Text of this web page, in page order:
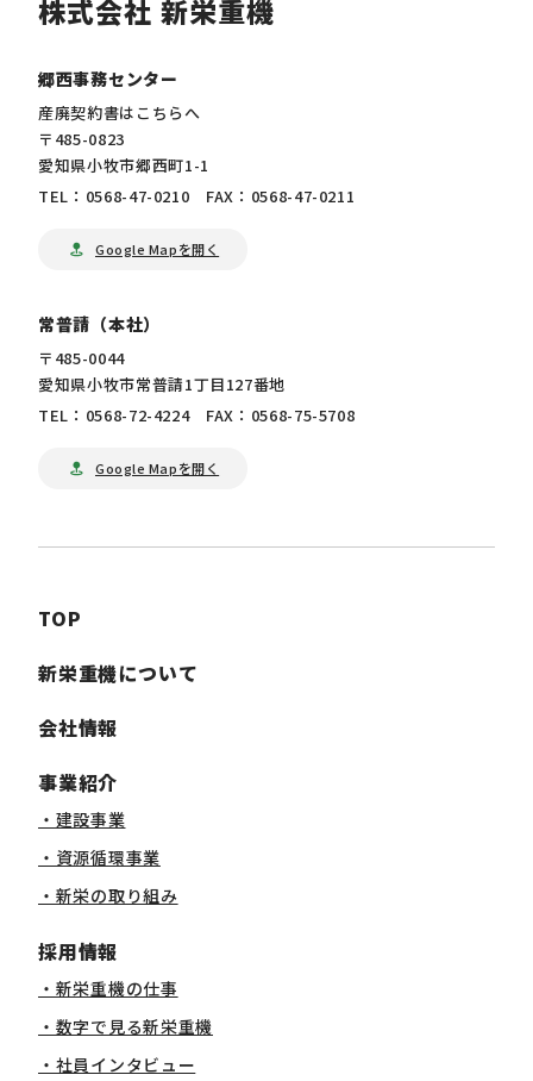
株式会社 新栄重機
郷西事務センター
産廃契約書はこちらへ
〒485-0823
愛知県小牧市郷西町1-1
TEL：0568-47-0210 FAX：0568-47-0211
Google Mapを開く
常普請（本社）
〒485-0044
愛知県小牧市常普請1丁目127番地
TEL：0568-72-4224 FAX：0568-75-5708
Google Mapを開く
TOP
新栄重機について
会社情報
事業紹介
・建設事業
・資源循環事業
・新栄の取り組み
採用情報
・新栄重機の仕事
・数字で見る新栄重機
・社員インタビュー